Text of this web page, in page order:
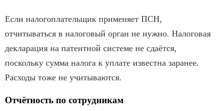
Если налогоплательщик применяет ПСН,
отчитываться в налоговый орган не нужно. Налоговая
декларация на патентной системе не сдаётся,
поскольку сумма налога к уплате известна заранее.
Расходы тоже не учитываются.
Отчётность по сотрудникам